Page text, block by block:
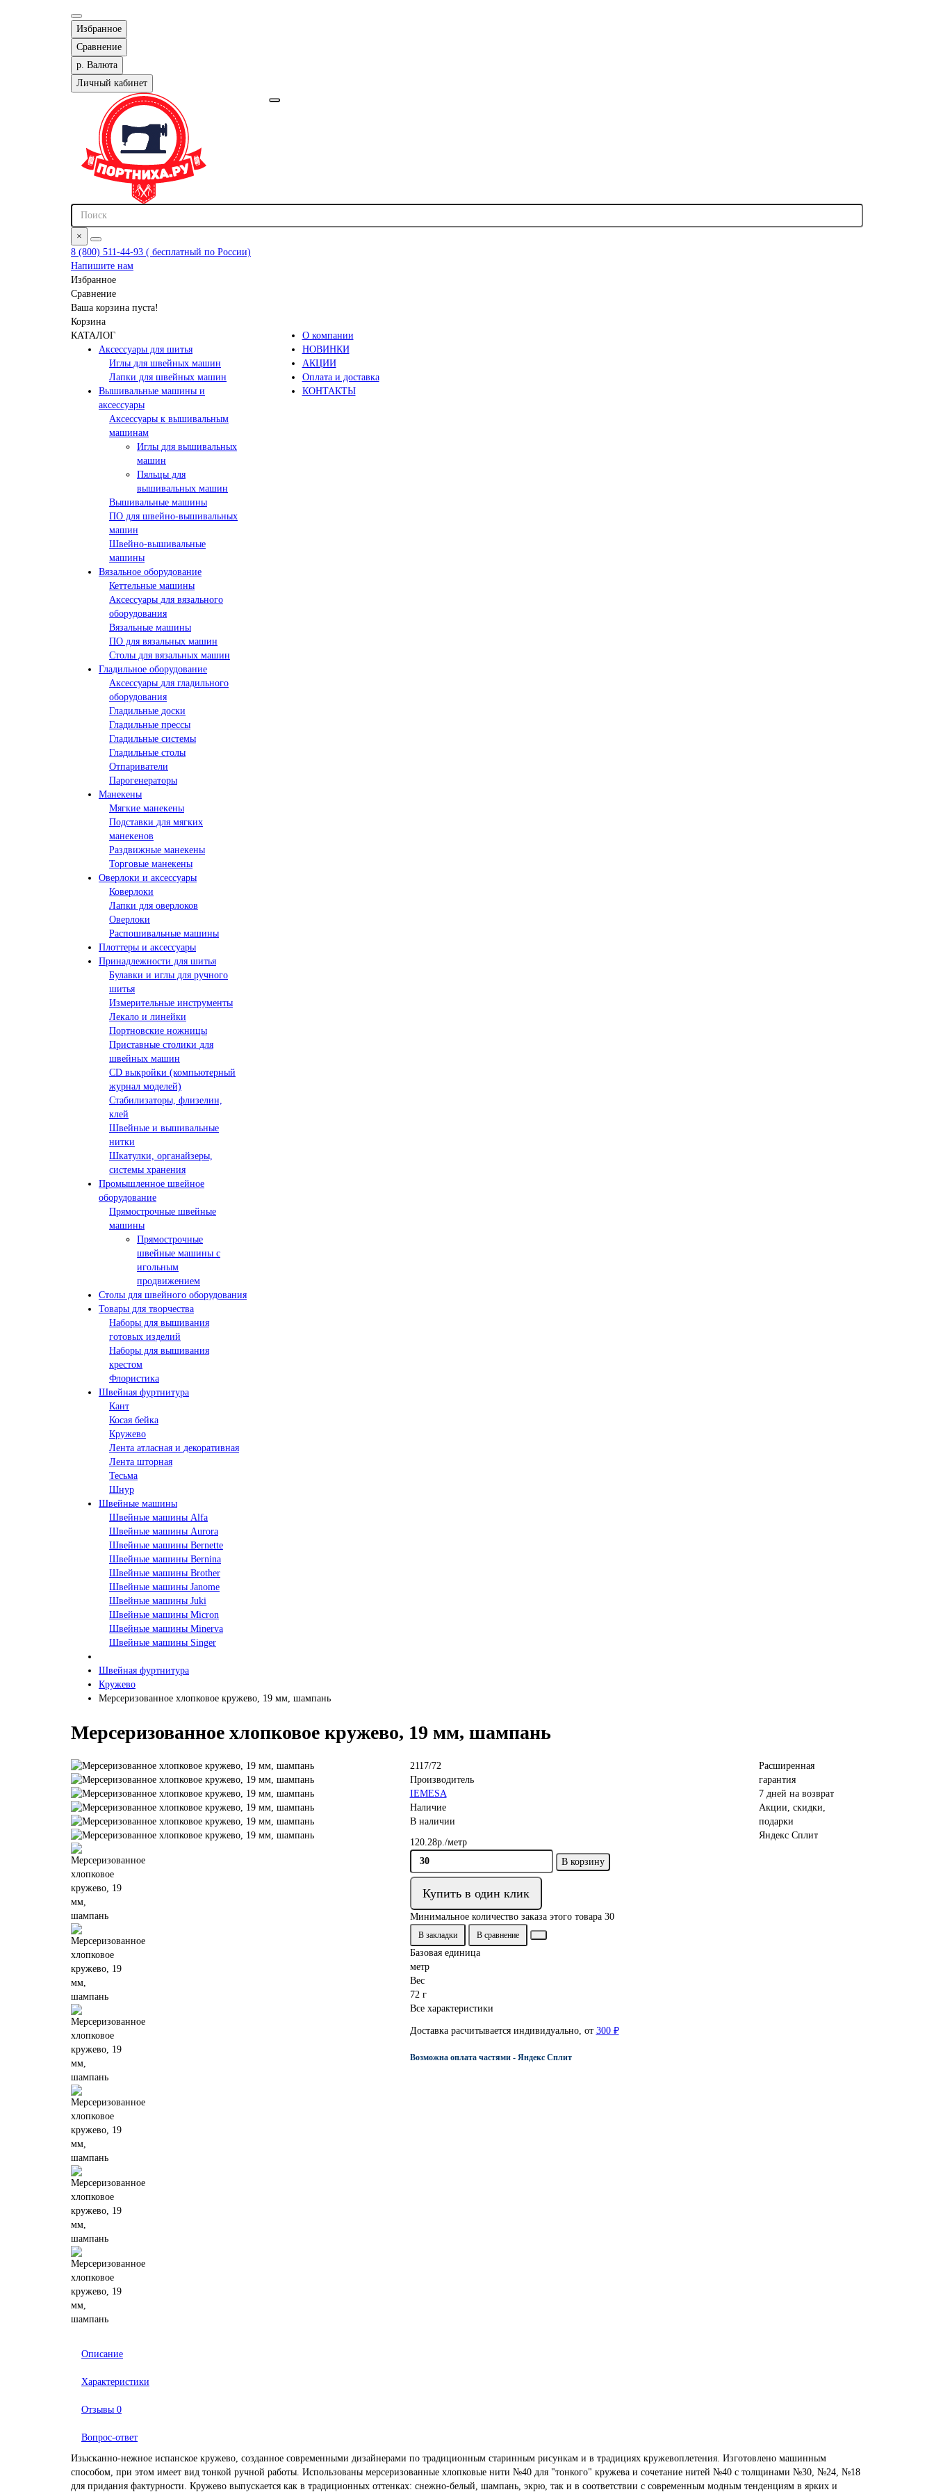
Избранное
Сравнение
р. Валюта
Личный кабинет
×
8 (800) 511-44-93 ( бесплатный по России)
Напишите нам
Избранное
Сравнение
Ваша корзина пуста!
Корзина
КАТАЛОГ
Аксессуары для шитья
Иглы для швейных машин
Лапки для швейных машин
Вышивальные машины и
аксессуары
Аксессуары к вышивальным
машинам
Иглы для вышивальных
машин
Пяльцы для
вышивальных машин
Вышивальные машины
ПО для швейно-вышивальных
машин
Швейно-вышивальные
машины
Вязальное оборудование
Кеттельные машины
Аксессуары для вязального
оборудования
Вязальные машины
ПО для вязальных машин
Столы для вязальных машин
Гладильное оборудование
Аксессуары для гладильного
оборудования
Гладильные доски
Гладильные прессы
Гладильные системы
Гладильные столы
Отпариватели
Парогенераторы
Манекены
Мягкие манекены
Подставки для мягких
манекенов
Раздвижные манекены
Торговые манекены
Оверлоки и аксессуары
Коверлоки
Лапки для оверлоков
Оверлоки
Распошивальные машины
Плоттеры и аксессуары
Принадлежности для шитья
Булавки и иглы для ручного
шитья
Измерительные инструменты
Лекало и линейки
Портновские ножницы
Приставные столики для
швейных машин
СD выкройки (компьютерный
журнал моделей)
Стабилизаторы, флизелин,
клей
Швейные и вышивальные
нитки
Шкатулки, органайзеры,
системы хранения
Промышленное швейное
оборудование
Прямострочные швейные
машины
Прямострочные
швейные машины с
игольным
продвижением
Столы для швейного оборудования
Товары для творчества
Наборы для вышивания
готовых изделий
Наборы для вышивания
крестом
Флористика
Швейная фуртнитура
Кант
Косая бейка
Кружево
Лента aтласная и декоративная
Лента шторная
Тесьма
Шнур
Швейные машины
Швейные машины Alfa
Швейные машины Aurora
Швейные машины Bernette
Швейные машины Bernina
Швейные машины Brother
Швейные машины Janome
Швейные машины Juki
Швейные машины Micron
Швейные машины Minerva
Швейные машины Singer
О компании
НОВИНКИ
АКЦИИ
Оплата и доставка
КОНТАКТЫ
Швейная фуртнитура
Кружево
Мерсеризованное хлопковое кружево, 19 мм, шампань
Мерсеризованное хлопковое кружево, 19 мм, шампань
2117/72
Производитель
IEMESA
Наличие
В наличии
120.28р./метр
В корзину
Купить в один клик
Минимальное количество заказа этого товара 30
В закладки В сравнение
Базовая единица
метр
Вес
72 г
Все характеристики
Доставка расчитывается индивидуально, от 300 ₽
Возможна оплата частями - Яндекс Сплит
Расширенная
гарантия
7 дней на возврат
Акции, скидки,
подарки
Яндекс Сплит
Описание
Характеристики
Отзывы 0
Вопрос-ответ
Изысканно-нежное испанское кружево, созданное современными дизайнерами по традиционным старинным рисункам и в традициях кружевоплетения. Изготовлено машинным
способом, при этом имеет вид тонкой ручной работы. Использованы мерсеризованные хлопковые нити №40 для "тонкого" кружева и сочетание нитей №40 с толщинами №30, №24, №18
для придания фактурности. Кружево выпускается как в традиционных оттенках: снежно-белый, шампань, экрю, так и в соответствии с современным модным тенденциям в ярких и